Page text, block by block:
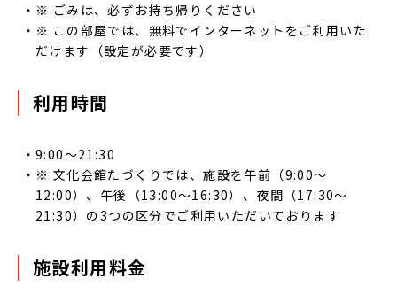
※ ごみは、必ずお持ち帰りください
※ この部屋では、無料でインターネットをご利用いた
だけます（設定が必要です）
利用時間
9:00～21:30
※ 文化会館たづくりでは、施設を午前（9:00～
12:00）、午後（13:00～16:30）、夜間（17:30～
21:30）の3つの区分でご利用いただいております
施設利用料金